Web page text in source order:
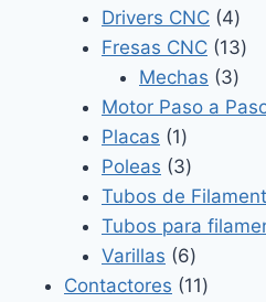
Drivers CNC 44
Fresas CNC 1313
Mechas 33
Motor Paso a
Placas 11
producto
Poleas 33
Tubos de
Tubos para
Varillas 66
productos
Contactores 1111